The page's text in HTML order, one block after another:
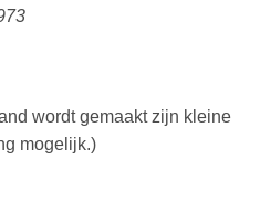
wordt gemaakt zijn kleine
mogelijk.)